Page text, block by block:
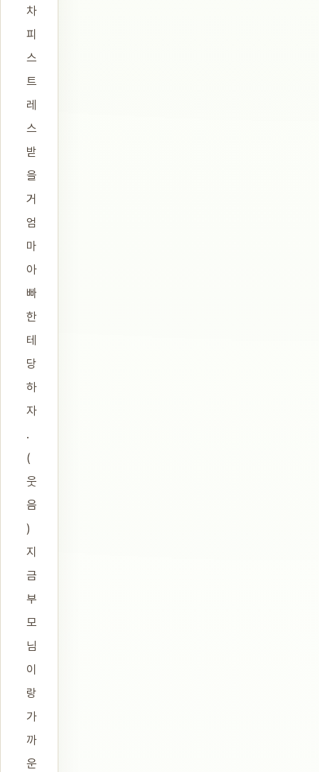
차
피
스
트
레
스
받
을
거
엄
마
아
빠
한
테
당
하
자
.
(
웃
음
)
지
금
부
모
님
이
랑
가
까
운